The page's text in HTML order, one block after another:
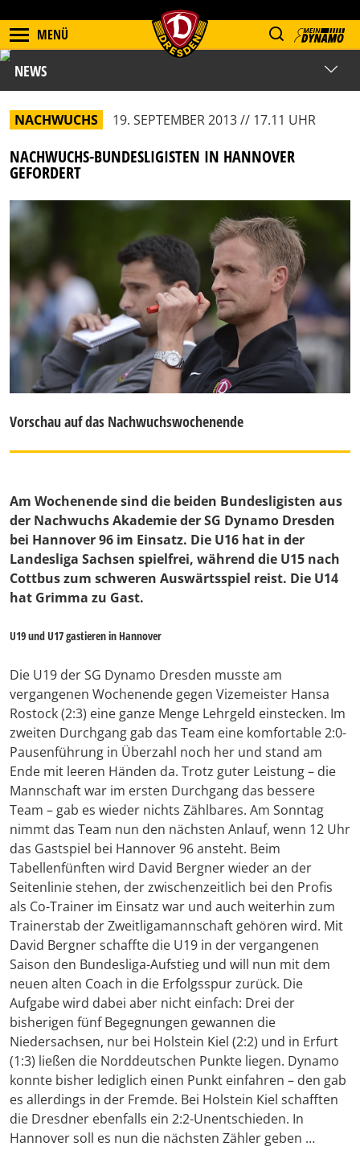
MENÜ
NEWS
NACHWUCHS 19. SEPTEMBER 2013 // 17.11 UHR
NACHWUCHS-BUNDESLIGISTEN IN HANNOVER
GEFORDERT
Vorschau auf das Nachwuchswochenende
Am Wochenende sind die beiden Bundesligisten aus
der Nachwuchs Akademie der SG Dynamo Dresden
bei Hannover 96 im Einsatz. Die U16 hat in der
Landesliga Sachsen spielfrei, während die U15 nach
Cottbus zum schweren Auswärtsspiel reist. Die U14
hat Grimma zu Gast.
U19 und U17 gastieren in Hannover
Die U19 der SG Dynamo Dresden musste am
vergangenen Wochenende gegen Vizemeister Hansa
Rostock (2:3) eine ganze Menge Lehrgeld einstecken. Im
zweiten Durchgang gab das Team eine komfortable 2:0-
Pausenführung in Überzahl noch her und stand am
Ende mit leeren Händen da. Trotz guter Leistung – die
Mannschaft war im ersten Durchgang das bessere
Team – gab es wieder nichts Zählbares. Am Sonntag
nimmt das Team nun den nächsten Anlauf, wenn 12 Uhr
das Gastspiel bei Hannover 96 ansteht. Beim
Tabellenfünften wird David Bergner wieder an der
Seitenlinie stehen, der zwischenzeitlich bei den Profis
als Co-Trainer im Einsatz war und auch weiterhin zum
Trainerstab der Zweitligamannschaft gehören wird. Mit
David Bergner schaffte die U19 in der vergangenen
Saison den Bundesliga-Aufstieg und will nun mit dem
neuen alten Coach in die Erfolgsspur zurück. Die
Aufgabe wird dabei aber nicht einfach: Drei der
bisherigen fünf Begegnungen gewannen die
Niedersachsen, nur bei Holstein Kiel (2:2) und in Erfurt
(1:3) ließen die Norddeutschen Punkte liegen. Dynamo
konnte bisher lediglich einen Punkt einfahren – den gab
es allerdings in der Fremde. Bei Holstein Kiel schafften
die Dresdner ebenfalls ein 2:2-Unentschieden. In
Hannover soll es nun die nächsten Zähler geben …